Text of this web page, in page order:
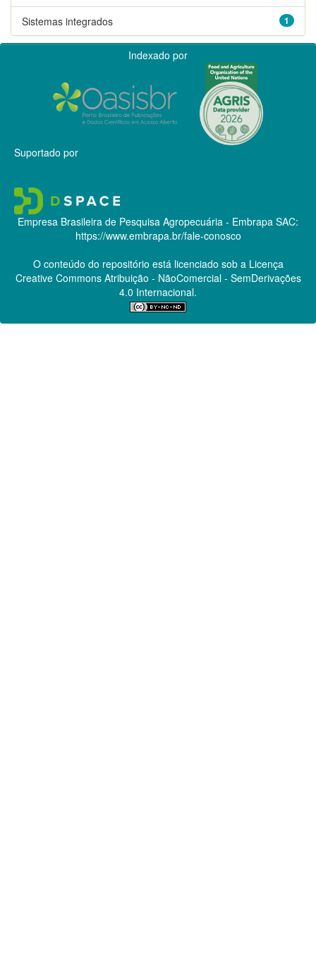
1
Sistemas integrados
Indexado por
Suportado por
Empresa Brasileira de Pesquisa Agropecuária - Embrapa SAC:
https://www.embrapa.br/fale-conosco
O conteúdo do repositório está licenciado sob a Licença
Creative CommonsAtribuição - NãoComercial - SemDerivações
4.0 Internacional.